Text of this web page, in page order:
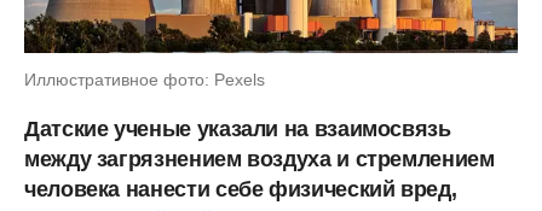
Иллюстративное фото: Pexels
Датские ученые указали на взаимосвязь
между загрязнением воздуха и стремлением
человека нанести себе физический вред,